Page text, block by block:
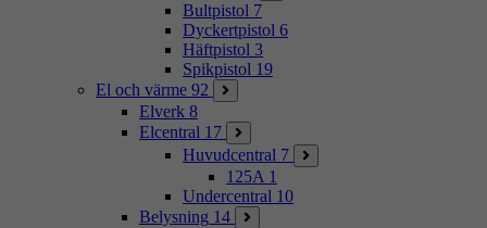
Bultpistol 7
Dyckertpistol 6
Häftpistol 3
Spikpistol 19
El och värme 92
Elverk 8
Elcentral 17
Huvudcentral 7
125A 1
Undercentral 10
Belysning 14